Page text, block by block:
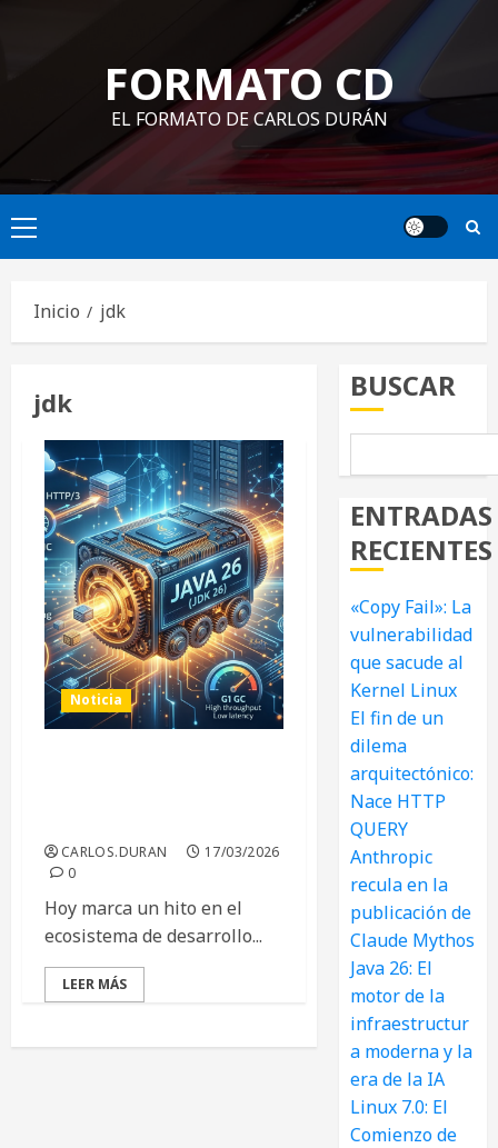
FORMATO CD
EL FORMATO DE CARLOS DURÁN
Menú
principal
Inicio jdk
jdk
Noticia
CARLOS.DURAN
17/03/2026
0
Hoy marca un hito en el
ecosistema de desarrollo...
LEER MÁS
BUSCAR
ENTRADAS
RECIENTES
«Copy Fail»: La
vulnerabilidad
que sacude al
Kernel Linux
El fin de un
dilema
arquitectónico:
Nace HTTP
QUERY
Anthropic
recula en la
publicación de
Claude Mythos
Java 26: El
motor de la
infraestructur
a moderna y la
era de la IA
Linux 7.0: El
Comienzo de